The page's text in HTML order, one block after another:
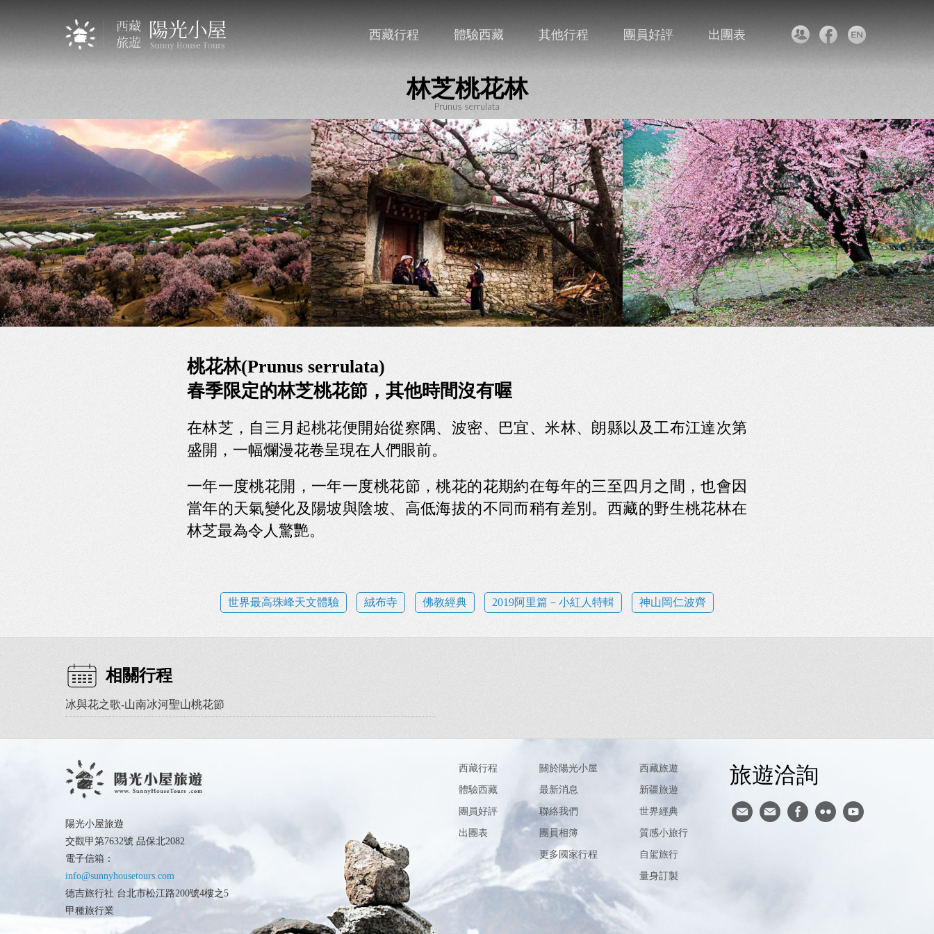
西藏行程 體驗西藏 其他行程 團員好評 出團表
林芝桃花林
Prunus serrulata
桃花林(Prunus serrulata)
春季限定的林芝桃花節，其他時間沒有喔
在林芝，自三月起桃花便開始從察隅、波密、巴宜、米林、朗縣以及工布江達次第
盛開，一幅爛漫花卷呈現在人們眼前。
一年一度桃花開，一年一度桃花節，桃花的花期約在每年的三至四月之間，也會因
當年的天氣變化及陽坡與陰坡、高低海拔的不同而稍有差別。西藏的野生桃花林在
林芝最為令人驚艷。
世界最高珠峰天文體驗 絨布寺 佛教經典 2019阿里篇－小紅人特輯 神山岡仁波齊
相關行程
冰與花之歌-山南冰河聖山桃花節
陽光小屋旅遊
交觀甲第7632號 品保北2082
電子信箱：
info@sunnyhousetours.com
德吉旅行社 台北市松江路200號4樓之5
甲種旅行業
西藏行程
體驗西藏
團員好評
出團表
關於陽光小屋
最新消息
聯絡我們
團員相簿
更多國家行程
西藏旅遊
新疆旅遊
世界經典
質感小旅行
自駕旅行
量身訂製
旅遊洽詢